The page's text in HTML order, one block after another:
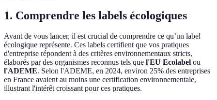
1. Comprendre les labels écologiques
Avant de vous lancer, il est crucial de comprendre ce qu’un label
écologique représente. Ces labels certifient que vos pratiques
d'entreprise répondent à des critères environnementaux stricts,
élaborés par des organismes reconnus tels que l'EU Ecolabel ou
l'ADEME. Selon l'ADEME, en 2024, environ 25% des entreprises
en France avaient au moins une certification environnementale,
illustrant l'intérêt croissant pour ces pratiques.